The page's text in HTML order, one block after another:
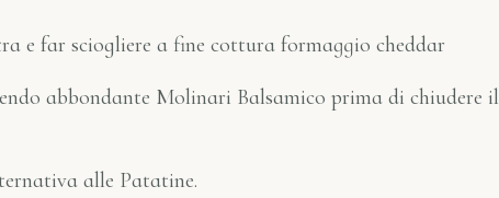
e far sciogliere a fine cottura formaggio cheddar
abbondante Molinari Balsamico prima di chiudere il
alle Patatine.